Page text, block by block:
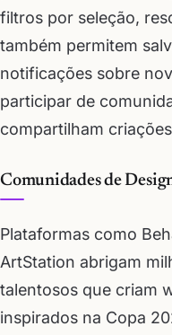
filtros por seleção,
também permitem
notificações sobre
participar de
compartilham
Comunidades de
Plataformas como
ArtStation abrigam
talentosos que criam
inspirados na Copa